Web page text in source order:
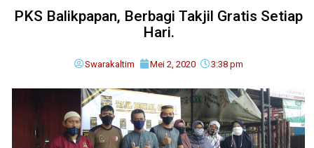
PKS Balikpapan, Berbagi Takjil Gratis Setiap
Hari.
Swarakaltim Mei 2, 2020 3:38 pm